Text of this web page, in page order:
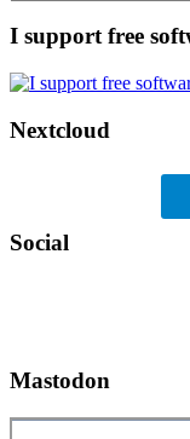
I support free
Nextcloud
Social
Mastodon